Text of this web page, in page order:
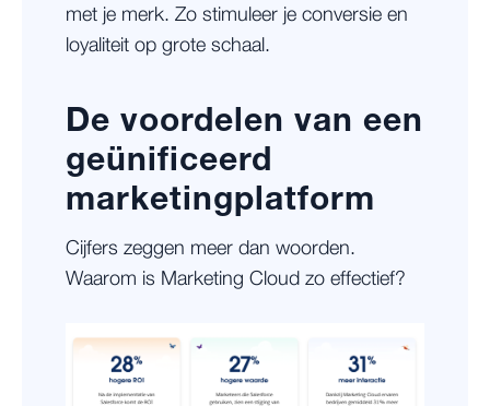
met je merk. Zo stimuleer je conversie en
loyaliteit op grote schaal.
De voordelen van een
geünificeerd
marketingplatform
Cijfers zeggen meer dan woorden.
Waarom is Marketing Cloud zo effectief?